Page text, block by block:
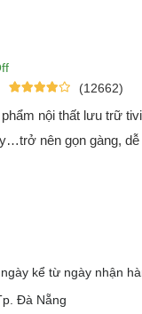
(12662)
nội thất lưu trữ
nên gọn gàng,
kể từ ngày nhận
Đà Nẵng